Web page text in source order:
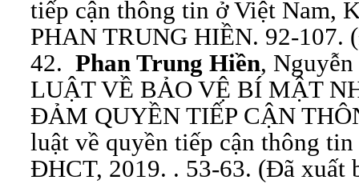
tiếp cận thông tin ở Việt Nam,
PHAN TRUNG HIỀN. 92-107.
42. Phan Trung Hiền,
LUẬT VỀ BẢO VỆ BÍ MẬT
ĐẢM QUYỀN TIẾP CẬN
luật về quyền tiếp cận thông
ĐHCT, 2019. . 53-63. (Đã xuất